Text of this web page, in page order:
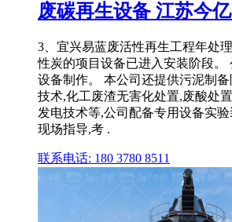
废碳再生设备 江苏今
3、宜兴易蓝废活性再生工程年处
性炭的项目设备已进入安装阶段。
设备制作。 本公司还提供污泥制
技术,化工废渣无害化处置,废酸处
发电技术等,公司配备专用设备实
现场指导,考 .
联系电话: 180 3780 8511